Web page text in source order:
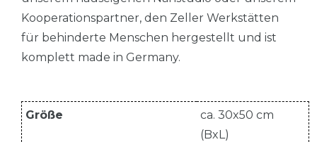
Kooperationspartner, den Zeller Werkstätten
für behinderte Menschen hergestellt und ist
komplett made in Germany.
Größe
ca. 30x50 cm
(BxL)